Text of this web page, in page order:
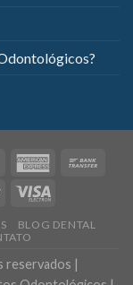
BLOG DENTAL
reservados |